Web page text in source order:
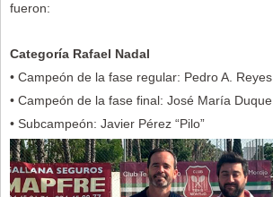
fueron:
Categoría Rafael Nadal
• Campeón de la fase regular: Pedro A. Reyes
• Campeón de la fase final: José María Duque
• Subcampeón: Javier Pérez “Pilo”